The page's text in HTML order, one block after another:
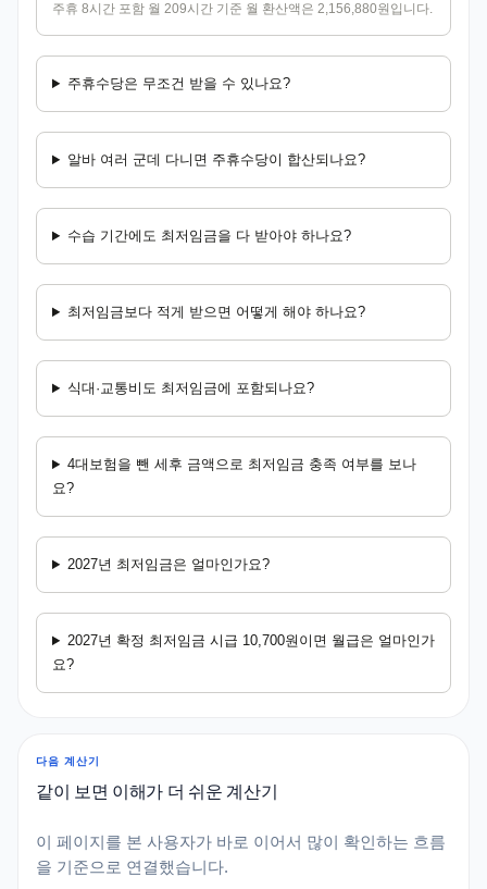
주휴 8시간 포함 월 209시간 기준 월 환산액은 2,156,880원입니다.
주휴수당은 무조건 받을 수 있나요?
알바 여러 군데 다니면 주휴수당이 합산되나요?
수습 기간에도 최저임금을 다 받아야 하나요?
최저임금보다 적게 받으면 어떻게 해야 하나요?
식대·교통비도 최저임금에 포함되나요?
4대보험을 뺀 세후 금액으로 최저임금 충족 여부를 보나
요?
2027년 최저임금은 얼마인가요?
2027년 확정 최저임금 시급 10,700원이면 월급은 얼마인가
요?
다음 계산기
같이 보면 이해가 더 쉬운 계산기
이 페이지를 본 사용자가 바로 이어서 많이 확인하는 흐름
을 기준으로 연결했습니다.